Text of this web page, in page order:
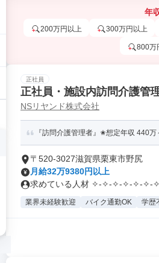
年
200万円以上 300万円以上
800万
正社員
正社員・施設内訪問介護管
NSリヤンド株式会社
『訪問介護管理者』✬想定年収 440
〒520-3027滋賀県栗東市野尻
月給32万9380円以上
求めている人材 ✧-✧-✧-✧-✧-
業界未経験歓迎 バイク通勤OK 学歴